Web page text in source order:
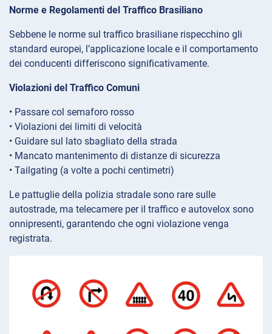
Norme e Regolamenti del Traffico Brasiliano
Sebbene le norme sul traffico brasiliane rispecchino gli
standard europei, l’applicazione locale e il comportamento
dei conducenti differiscono significativamente.
Violazioni del Traffico Comuni
• Passare col semaforo rosso
• Violazioni dei limiti di velocità
• Guidare sul lato sbagliato della strada
• Mancato mantenimento di distanze di sicurezza
• Tailgating (a volte a pochi centimetri)
Le pattuglie della polizia stradale sono rare sulle
autostrade, ma telecamere per il traffico e autovelox sono
onnipresenti, garantendo che ogni violazione venga
registrata.